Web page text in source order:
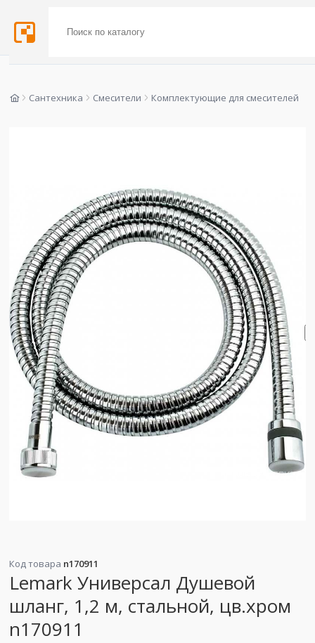
Сантехника Смесители Комплектующие для смесителей
Код товара n170911
Lemark Универсал Душевой
шланг, 1,2 м, стальной, цв.хром
n170911